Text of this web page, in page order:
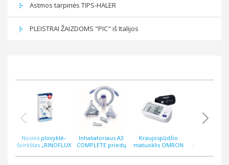
Astmos tarpinės TIPS-HALER
PLEISTRAI ŽAIZDOMS "PIC" iš Italijos
Nosies plovyklė–
švirkštas „RINOFLUX
antgalis
Inhaliatoriaus A3
COMPLETE priedų
Kraujospūdžio
matuoklis OMRON
termometras